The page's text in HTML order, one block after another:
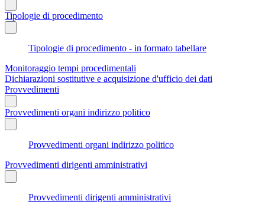
Tipologie di procedimento
Tipologie di procedimento - in formato tabellare
Monitoraggio tempi procedimentali
Dichiarazioni sostitutive e acquisizione d'ufficio dei dati
Provvedimenti
Provvedimenti organi indirizzo politico
Provvedimenti organi indirizzo politico
Provvedimenti dirigenti amministrativi
Provvedimenti dirigenti amministrativi